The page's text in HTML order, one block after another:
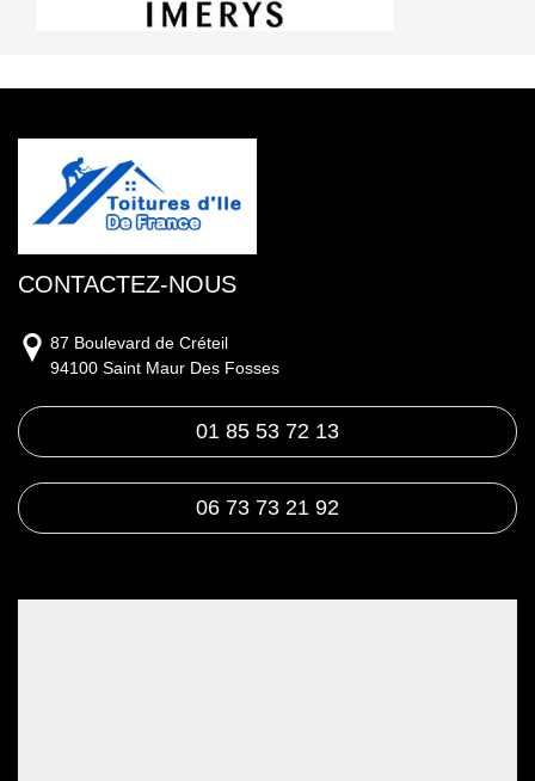
CONTACTEZ-NOUS
87 Boulevard de Créteil
94100 Saint Maur Des Fosses
01 85 53 72 13
06 73 73 21 92